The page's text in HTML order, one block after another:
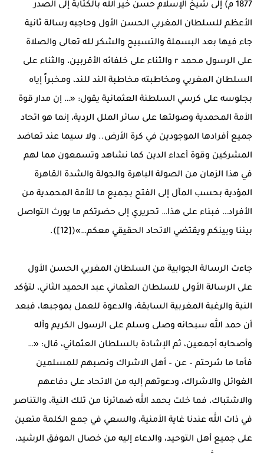
1877 م) إلى شيخ الإسلام حسن خير الله بالكتابة إلى الصدر
الأعظم للسلطان المغربي الحسن الأول وحاجبه رسالة ثانية
جاء فيها بعد البسملة والتسبيح والشكر لله تعالى والصلاة
على الرسول محمد r والثناء على خلفائه الأقربين، والثناء على
السلطان المغربي ومخاطبته مخاطبة الند للند، ومخبراً إياه
بجلوسه على كرسي السلطنة العثمانية يقول: «… إن مدار قوة
الأمة المحمدية وصولتها على سائر الملل الردية، إنما هو اتحاد
جميع أفرادها الموجودين في كرة الأرض.. ولا سيما عند تعاضد
المشركين وقوة أعداء الدين كما نشاهد وتسمعون مما لهم
في هذا الزمان من الصولة الباهرة والجولة والشدة القاهرة
المؤدية بحسب المآل إلى الفتح بجميع ما للأمة المحمدية من
الأفراد… فبناء على هذا… تحريري إلى حضرتكم ما يورث التواصل
بيننا وبينكم ويقتضي الاتحاد الحقيقي معكم…»([12]).
جاءت الرسالة الجوابية من السلطان المغربي الحسن الأول
على الرسالة الأولى للسلطان العثماني عبد الحميد الثاني، لتؤكد
النية والرغبة المغربية السابقة، والدعوة للعمل بموجبها، فبعد
أن حمد الله سبحانه وصلى وسلم على الرسول الكريم وآله
وأصحابه أجمعين، ثم الإشادة بالسلطان العثماني، قال: «…
فأما ما شرحتم – عن – أهل الاشراك ونصبهم للمسلمين
الغوائل والاشراك، ودعوتهم إليه من الاتحاد على دفاعهم
والاشتباك، فما خلت بحمد الله ضمائرنا من تلك النية، والتناصر
في ذات الله عندنا غاية الأمنية، والسعي في جمع الكلمة متعين
على جميع أهل التوحيد، والدعاء إليه من خصال الموفق الرشيد،